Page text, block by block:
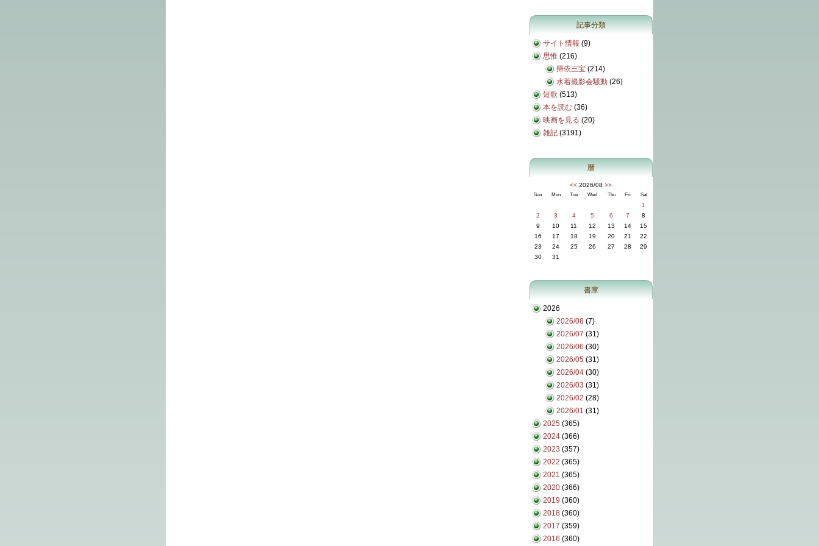
記事分類
サイト情報 (9)
思惟 (216)
帰依三宝 (214)
水着撮影会騒動 (26)
短歌 (513)
本を読む (36)
映画を見る (20)
雑記 (3191)
暦
<< 2026/08 >>
Sun Mon Tue Wed Thu Fri Sat
1
2
3 4 5 6 7
8
9
10 11 12 13 14
15
16
17 18 19 20 21
22
23
24 25 26 27 28
29
30
31
書庫
2026
2026/08 (7)
2026/07 (31)
2026/06 (30)
2026/05 (31)
2026/04 (30)
2026/03 (31)
2026/02 (28)
2026/01 (31)
2025 (365)
2024 (366)
2023 (357)
2022 (365)
2021 (365)
2020 (366)
2019 (360)
2018 (360)
2017 (359)
2016 (360)